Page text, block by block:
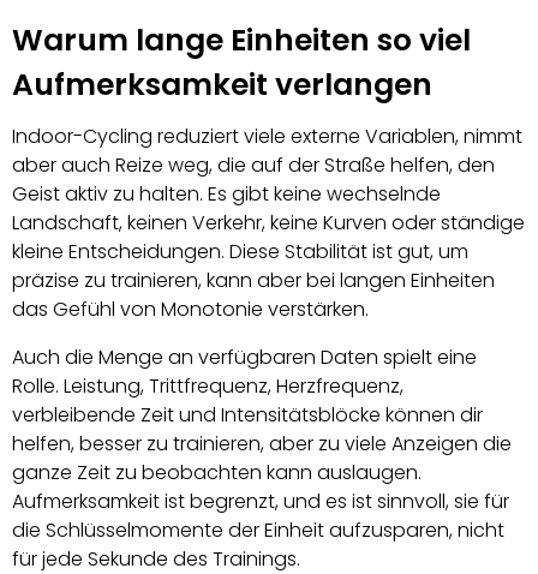
Warum lange Einheiten so viel
Aufmerksamkeit verlangen
Indoor-Cycling reduziert viele externe Variablen, nimmt
aber auch Reize weg, die auf der Straße helfen, den
Geist aktiv zu halten. Es gibt keine wechselnde
Landschaft, keinen Verkehr, keine Kurven oder ständige
kleine Entscheidungen. Diese Stabilität ist gut, um
präzise zu trainieren, kann aber bei langen Einheiten
das Gefühl von Monotonie verstärken.
Auch die Menge an verfügbaren Daten spielt eine
Rolle. Leistung, Trittfrequenz, Herzfrequenz,
verbleibende Zeit und Intensitätsblöcke können dir
helfen, besser zu trainieren, aber zu viele Anzeigen die
ganze Zeit zu beobachten kann auslaugen.
Aufmerksamkeit ist begrenzt, und es ist sinnvoll, sie für
die Schlüsselmomente der Einheit aufzusparen, nicht
für jede Sekunde des Trainings.